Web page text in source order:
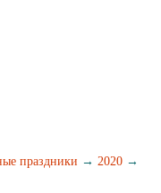
праздники → 2020 →